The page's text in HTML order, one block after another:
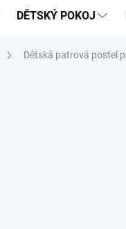
DĚTSKÝ POKOJ
Dětská patrová postel